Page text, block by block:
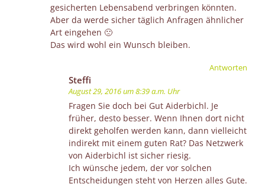
gesicherten Lebensabend verbringen könnten.
Aber da werde sicher täglich Anfragen ähnlicher
Art eingehen 🙁
Das wird wohl ein Wunsch bleiben.
Antworten
Steffi
August 29, 2016 um 8:39 a.m. Uhr
Fragen Sie doch bei Gut Aiderbichl. Je
früher, desto besser. Wenn Ihnen dort nicht
direkt geholfen werden kann, dann vielleicht
indirekt mit einem guten Rat? Das Netzwerk
von Aiderbichl ist sicher riesig.
Ich wünsche jedem, der vor solchen
Entscheidungen steht von Herzen alles Gute.